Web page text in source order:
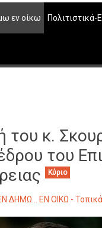
εν οίκω Πολιτιστικά-
του κ.
του
Κύριο
ΔΗΜΩ... ΕΝ ΟΙΚΩ - Τοπικά